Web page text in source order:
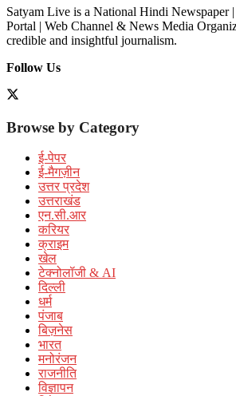
Satyam Live is a National Hindi Newspaper
Portal | Web Channel & News Media
credible and insightful journalism.
Follow Us
Browse by Category
ई-पेपर
ई-मैगज़ीन
उत्तर प्रदेश
उत्तराखंड
एन.सी.आर
करियर
क्राइम
खेल
टेक्नोलॉजी & AI
दिल्ली
धर्म
पंजाब
बिज़नेस
भारत
मनोरंजन
राजनीति
विज्ञापन